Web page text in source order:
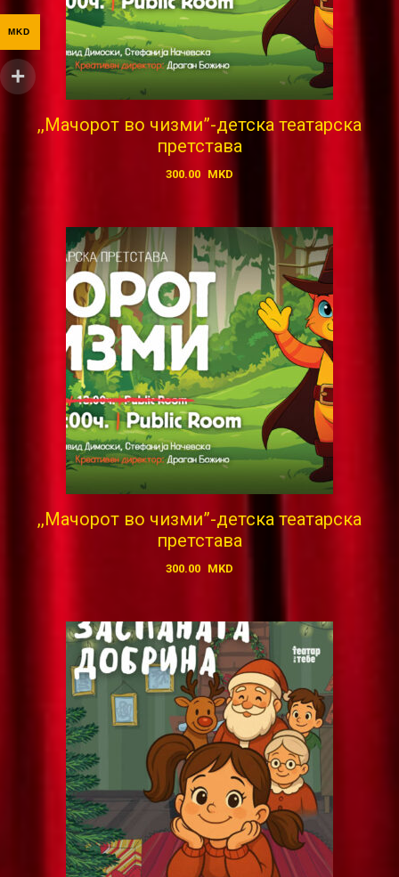
,,Мачорот во чизми”-детска театарска
претстава
300.00 MKD
,,Мачорот во чизми”-детска театарска
претстава
300.00 MKD
MKD